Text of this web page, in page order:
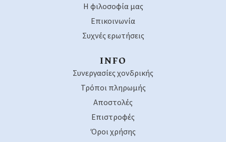
Η φιλοσοφία μας
Επικοινωνία
Συχνές ερωτήσεις
INFO
Συνεργασίες χονδρικής
Τρόποι πληρωμής
Αποστολές
Επιστροφές
Όροι χρήσης